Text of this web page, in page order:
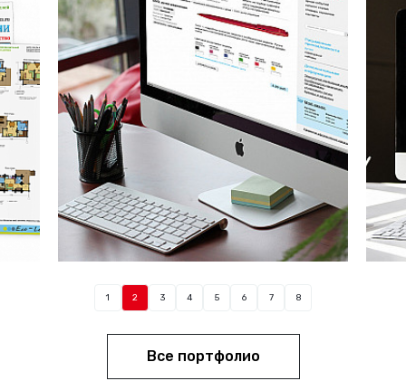
1 2 3 4 5 6 7 8
Все портфолио